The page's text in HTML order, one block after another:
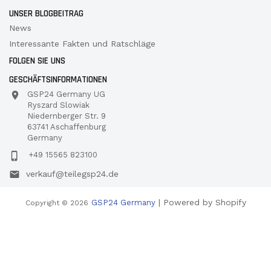
UNSER BLOGBEITRAG
News
Interessante Fakten und Ratschläge
FOLGEN SIE UNS
GESCHÄFTSINFORMATIONEN
GSP24 Germany UG
Ryszard Slowiak
Niedernberger Str. 9
63741 Aschaffenburg
Germany
+49 15565 823100
verkauf@teilegsp24.de
Copyright © 2026 GSP24 Germany| Powered by Shopify